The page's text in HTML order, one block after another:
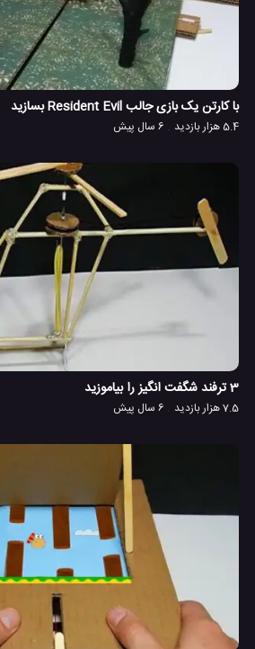
با کارتن یک بازی جالب Resident Evil بسازید
5.4 هزار بازدید 6 سال پیش
3 ترفند شگفت انگیز را بیاموزید
7.5 هزار بازدید 6 سال پیش